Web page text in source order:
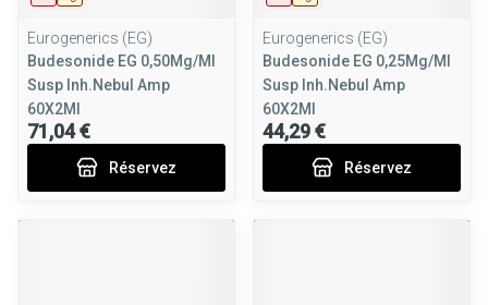
Eurogenerics (EG)
Budesonide EG 0,50Mg/Ml
Susp Inh.Nebul Amp
60X2Ml
71,04 €
Réservez
Eurogenerics (EG)
Budesonide EG 0,25Mg/Ml
Susp Inh.Nebul Amp
60X2Ml
44,29 €
Réservez